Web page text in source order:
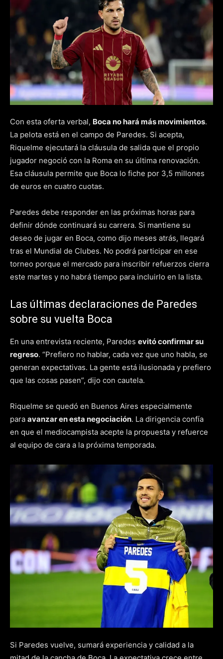
Con esta oferta verbal, Boca no hará más movimientos.
La pelota está en el campo de Paredes. Si acepta,
Riquelme ejecutará la cláusula de salida que el propio
jugador negoció con la Roma en su última renovación.
Esa cláusula permite que Boca lo fiche por 3,5 millones
de euros en cuatro cuotas.
Paredes debe responder en las próximas horas para
definir dónde continuará su carrera. Si mantiene su
deseo de jugar en Boca, como dijo meses atrás, llegará
tras el Mundial de Clubes. No podrá participar en ese
torneo porque el mercado para inscribir refuerzos cierra
este martes y no habrá tiempo para incluirlo en la lista.
Las últimas declaraciones de Paredes
sobre su vuelta Boca
En una entrevista reciente, Paredes evitó confirmar su
regreso. “Prefiero no hablar, cada vez que uno habla, se
generan expectativas. La gente está ilusionada y prefiero
que las cosas pasen”, dijo con cautela.
Riquelme se quedó en Buenos Aires especialmente
para avanzar en esta negociación. La dirigencia confía
en que el mediocampista acepte la propuesta y refuerce
al equipo de cara a la próxima temporada.
Si Paredes vuelve, sumará experiencia y calidad a la